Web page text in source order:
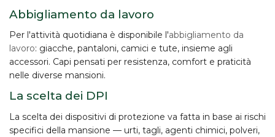
Abbigliamento da lavoro
Per l'attività quotidiana è disponibile l'abbigliamento da
lavoro: giacche, pantaloni, camici e tute, insieme agli
accessori. Capi pensati per resistenza, comfort e praticità
nelle diverse mansioni.
La scelta dei DPI
La scelta dei dispositivi di protezione va fatta in base ai rischi
specifici della mansione — urti, tagli, agenti chimici, polveri,